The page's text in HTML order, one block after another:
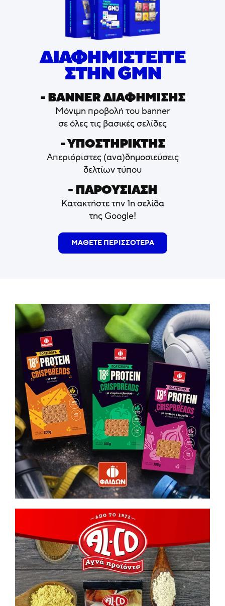
ΔΙΑΦΗΜΙΣΤΕΙΤΕ
ΣΤΗΝ GMN
- ΒΑNNER ΔΙΑΦΗΜΙΣΗΣ
Μόνιμη προβολή του banner
σε όλες τις βασικές σελίδες
- ΥΠΟΣΤΗΡΙΚΤΗΣ
Απεριόριστες (ανα)δημοσιεύσεις
δελτίων τύπου
- ΠΑΡΟΥΣΙΑΣΗ
Κατακτήστε την 1η σελίδα
της Google!
ΜΑΘΕΤΕ ΠΕΡΙΣΣΟΤΕΡΑ